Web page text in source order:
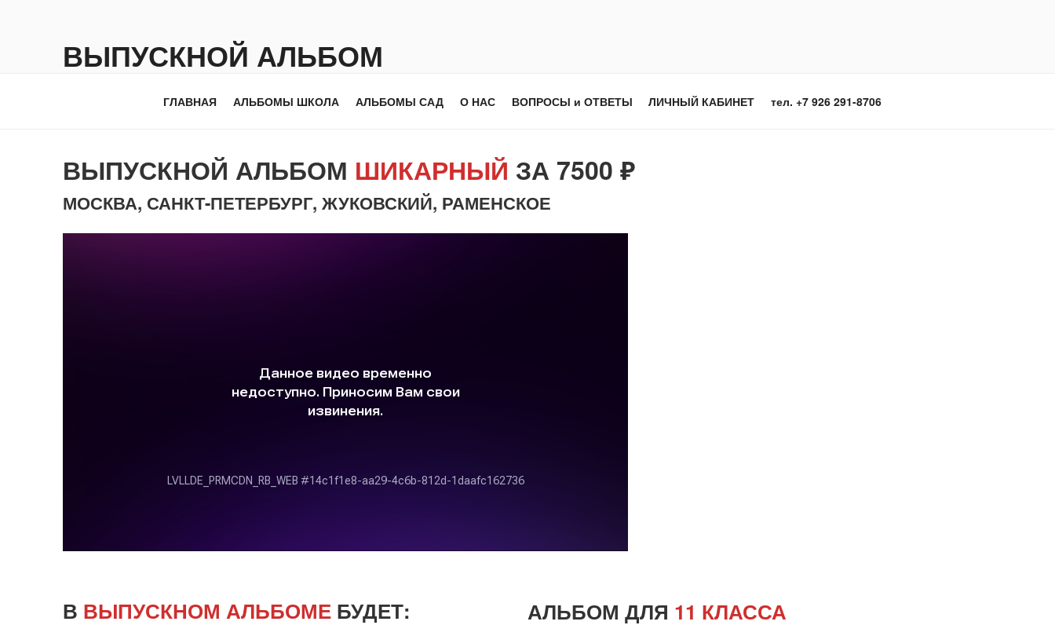
содержимомуВЫПУСКНОЙ АЛЬБОМ
ГЛАВНАЯ АЛЬБОМЫ ШКОЛА АЛЬБОМЫ САД О НАС ВОПРОСЫ и ОТВЕТЫ ЛИЧНЫЙ КАБИНЕТ тел. +7 926 291-8706
ВЫПУСКНОЙ АЛЬБОМ ШИКАРНЫЙ ЗА 7500 ₽
МОСКВА, САНКТ-ПЕТЕРБУРГ, ЖУКОВСКИЙ, РАМЕНСКОЕ
В ВЫПУСКНОМ АЛЬБОМЕ БУДЕТ: АЛЬБОМ ДЛЯ 11 КЛАССА